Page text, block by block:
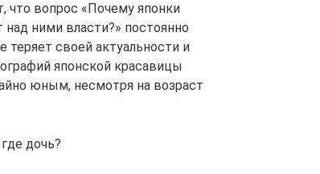
что вопрос «Почему японки
ними власти?» постоянно
теряет своей актуальности и
японской красавицы
юным, несмотря на возраст
дочь?